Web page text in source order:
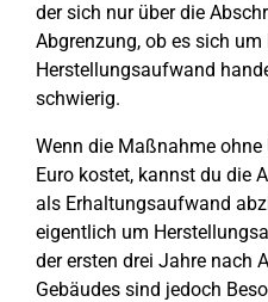
der sich nur über die
Abgrenzung, ob es sich
Herstellungsaufwand
schwierig.
Wenn die Maßnahme
Euro kostet, kannst du die
als Erhaltungsaufwand
eigentlich um
der ersten drei Jahre nach
Gebäudes sind jedoch